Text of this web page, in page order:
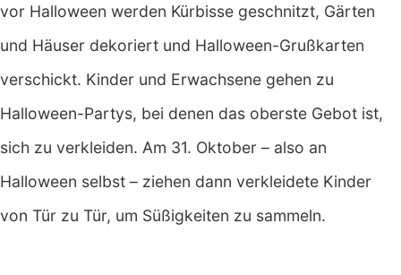
vor Halloween werden Kürbisse geschnitzt, Gärten
und Häuser dekoriert und Halloween-Grußkarten
verschickt. Kinder und Erwachsene gehen zu
Halloween-Partys, bei denen das oberste Gebot ist,
sich zu verkleiden. Am 31. Oktober – also an
Halloween selbst – ziehen dann verkleidete Kinder
von Tür zu Tür, um Süßigkeiten zu sammeln.